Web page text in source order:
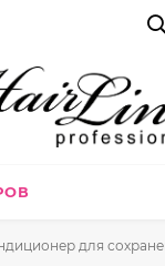
для